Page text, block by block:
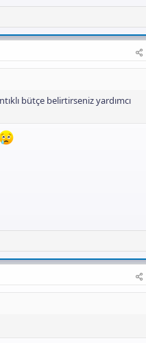
bütçe belirtirseniz yardımcı